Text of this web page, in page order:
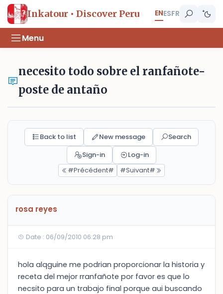
Inkatour • Discover Peru ENESFR
Menu
necesito todo sobre el ranfañote-
poste de antaño
Back to list New message
Search
Sign-in
Log-in
#Précédent#
#Suivant#
rosa reyes
Date : 06/09/2010 06:28 pm
hola alqguine me podrian proporcionar la historia y
receta del mejor rranfañote por favor es que lo
necsito para un trabajo final porque aui buscando